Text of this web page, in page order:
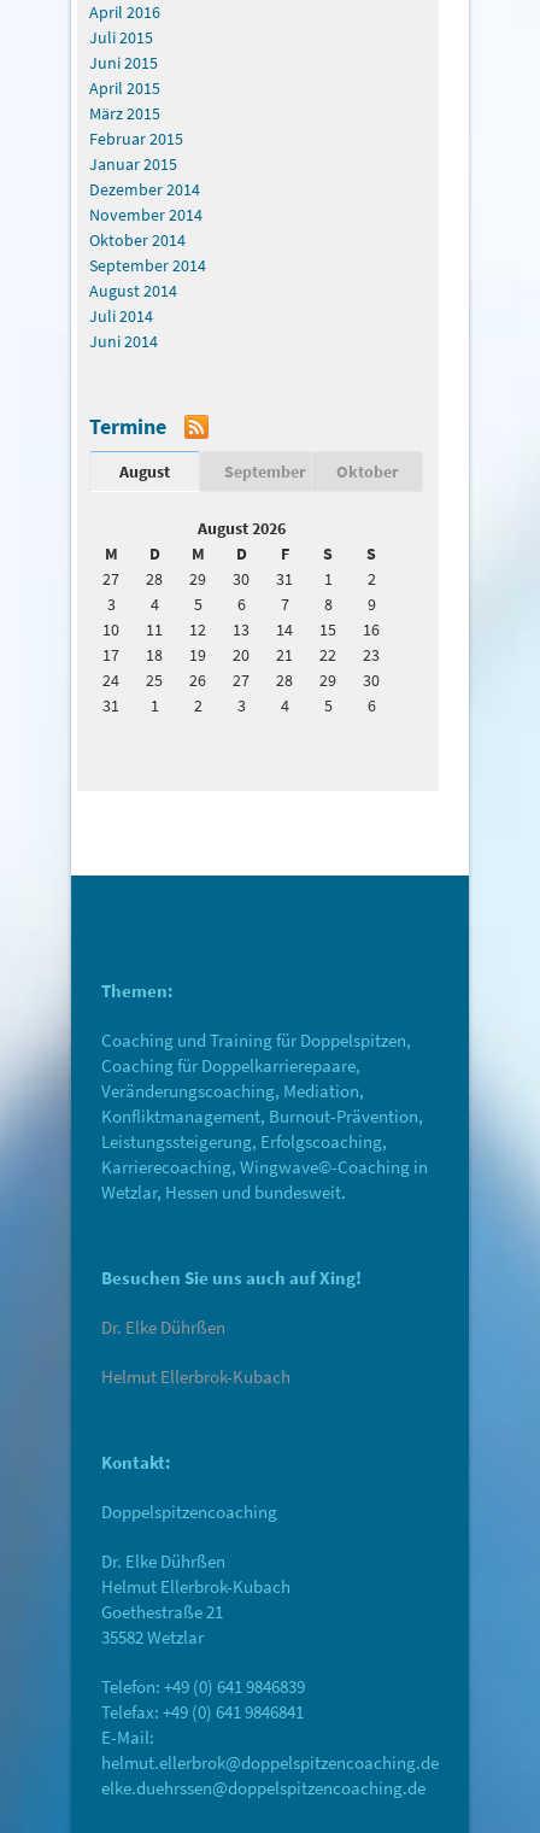
April 2016
Juli 2015
Juni 2015
April 2015
März 2015
Februar 2015
Januar 2015
Dezember 2014
November 2014
Oktober 2014
September 2014
August 2014
Juli 2014
Juni 2014
Termine
August September Oktober
August 2026
M
D M D F S
S
27
28 29 30 31 1
2
3
4 5 6 7 8
9
10
11 12 13 14 15
16
17
18 19 20 21 22
23
24
25 26 27 28 29
30
31
1 2 3 4 5 6
Themen:
Coaching und Training für Doppelspitzen,
Coaching für Doppelkarrierepaare,
Veränderungscoaching, Mediation,
Konfliktmanagement, Burnout-Prävention,
Leistungssteigerung, Erfolgscoaching,
Karrierecoaching, Wingwave©-Coaching in
Wetzlar, Hessen und bundesweit.
Besuchen Sie uns auch auf Xing!
Dr. Elke Dührßen
Helmut Ellerbrok-Kubach
Kontakt:
Doppelspitzencoaching
Dr. Elke Dührßen
Helmut Ellerbrok-Kubach
Goethestraße 21
35582 Wetzlar
Telefon: +49 (0) 641 9846839
Telefax: +49 (0) 641 9846841
E-Mail:
helmut.ellerbrok@doppelspitzencoaching.de
elke.duehrssen@doppelspitzencoaching.de